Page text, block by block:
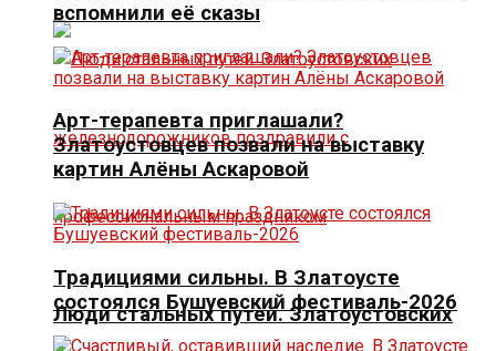
Люди стальных путей. Златоустовских
вспомнили её сказы
Арт-терапевта приглашали?
Златоустовцев позвали на выставку
картин Алёны Аскаровой
Традициями сильны. В Златоусте
состоялся Бушуевский фестиваль-2026